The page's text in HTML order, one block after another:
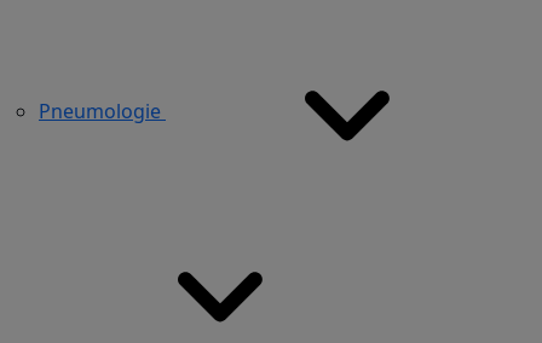
Pneumologie